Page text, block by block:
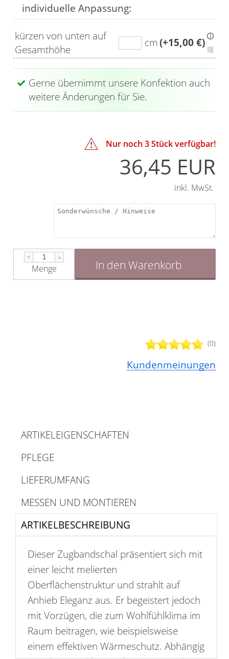
individuelle Anpassung:
kürzen von unten auf
Gesamthöhe
cm(+15,00 €)
Gerne übernimmt unsere Konfektion auch
weitere Änderungen für Sie.
(0)
Kundenmeinungen
Nur noch 3Stück verfügbar!
36,45 EUR
inkl. MwSt.
▼ ▲
Menge In den Warenkorb
ARTIKELBESCHREIBUNG
ARTIKELEIGENSCHAFTEN
PFLEGE
LIEFERUMFANG
MESSEN UND MONTIEREN
Dieser Zugbandschal präsentiert sich mit
einer leicht melierten
Oberflächenstruktur und strahlt auf
Anhieb Eleganz aus. Er begeistert jedoch
mit Vorzügen, die zum Wohlfühlklima im
Raum beitragen, wie beispielsweise
einem effektiven Wärmeschutz. Abhängig